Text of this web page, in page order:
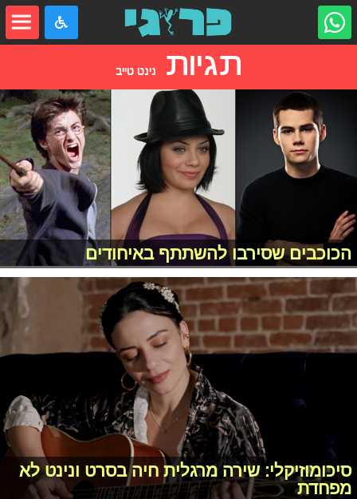
תגיות נינט טייב
הכוכבים שסירבו להשתתף באיחודים
סיכומוזיקלי: שירה מרגלית חיה בסרט ונינט לא
מפחדת